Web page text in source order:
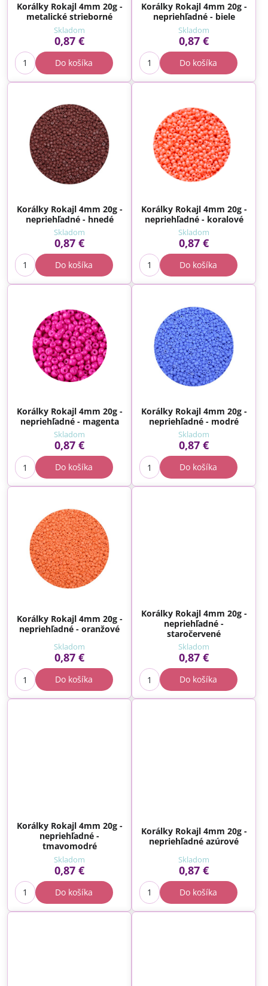
Korálky Rokajl 4mm 20g -
metalické strieborné
Skladom
0,87 €
Do košíka
Korálky Rokajl 4mm 20g -
nepriehľadné - biele
Skladom
0,87 €
Do košíka
Korálky Rokajl 4mm 20g -
nepriehľadné - hnedé
Skladom
0,87 €
Do košíka
Korálky Rokajl 4mm 20g -
nepriehľadné - koralové
Skladom
0,87 €
Do košíka
Korálky Rokajl 4mm 20g -
nepriehľadné - magenta
Skladom
0,87 €
Do košíka
Korálky Rokajl 4mm 20g -
nepriehľadné - modré
Skladom
0,87 €
Do košíka
Korálky Rokajl 4mm 20g -
nepriehľadné - oranžové
Skladom
0,87 €
Do košíka
Korálky Rokajl 4mm 20g -
nepriehľadné -
staročervené
Skladom
0,87 €
Do košíka
Korálky Rokajl 4mm 20g -
nepriehľadné -
tmavomodré
Skladom
0,87 €
Do košíka
Korálky Rokajl 4mm 20g -
nepriehľadné azúrové
Skladom
0,87 €
Do košíka